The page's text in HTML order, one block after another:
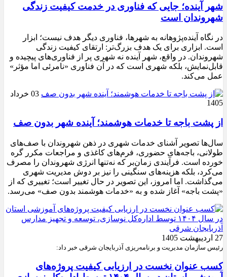
شهر آینده؛ جایی که فناوری در خدمت کیفیت زندگی
شهروندان است
در نگاه آینده‌پژوهانه به شهرها، فناوری دیگر هدف نیست؛ ابزار
است. ابزاری برای یک هدف بزرگ‌تر: ارتقای کیفیت زندگی
شهروندان. در واقع، شهر آینده نه شهری پر از فناوری‌های پیچیده و
قابل‌نمایش، بلکه شهری است که در آن فناوری «نامرئی اما مؤثر»
عمل می‌کند.
03 خرداد
1405
از پشت باجه تا خدمات هوشمند؛ آینده شهر بدون صف
سال‌ها تصویر آشنای خدمات شهری در ذهن شهروندان با صف‌های
طولانی، باجه‌های حضوری، فرم‌های کاغذی و مراجعات مکرر گره
خورده است. فرآیندی زمان‌بر که نه‌تنها انرژی شهروندان را مصرف
می‌کرد، بلکه هزینه‌های سنگینی را نیز بر دوش مدیریت شهری
می‌گذاشت. اما امروز، این تصویر در حال تغییر است؛ تغییری که از
«پشت باجه» آغاز شده و به «خدمات هوشمند بدون صف» می‌رسد.
27 اردیبهشت 1405
رئیس سازمان مدیریت و برنامه‌ریزی آذربایجان شرقی خبر داد:
کسب عنوان نخست در ارزیابی کیفیت پروژه‌های